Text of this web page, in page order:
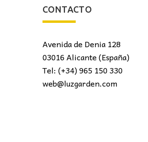
CONTACTO
Avenida de Denia 128
03016 Alicante (España)
Tel: (+34) 965 150 330
web@luzgarden.com